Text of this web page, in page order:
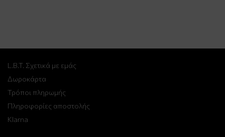
L.B.T. Σχετικά με εμάς
Δωροκάρτα
Τρόποι πληρωμής
Πληροφορίες αποστολής
Klarna